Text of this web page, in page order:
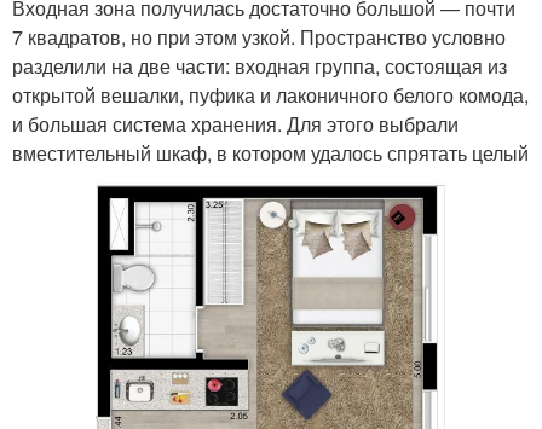
Входная зона получилась достаточно большой — почти
7 квадратов, но при этом узкой. Пространство условно
разделили на две части: входная группа, состоящая из
открытой вешалки, пуфика и лаконичного белого комода,
и большая система хранения. Для этого выбрали
вместительный шкаф, в котором удалось спрятать целый